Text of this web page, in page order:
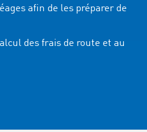
afin de les préparer de
des frais de route et au